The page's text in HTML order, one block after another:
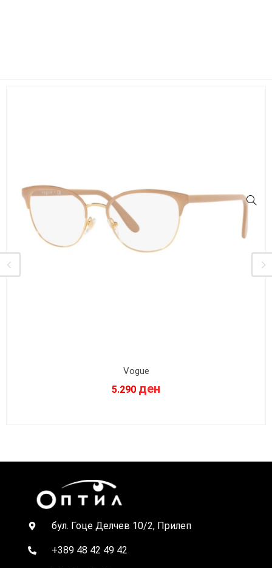
Vogue
5.290 ден
бул. Гоце Делчев 10/2, Прилеп
+389 48 42 49 42